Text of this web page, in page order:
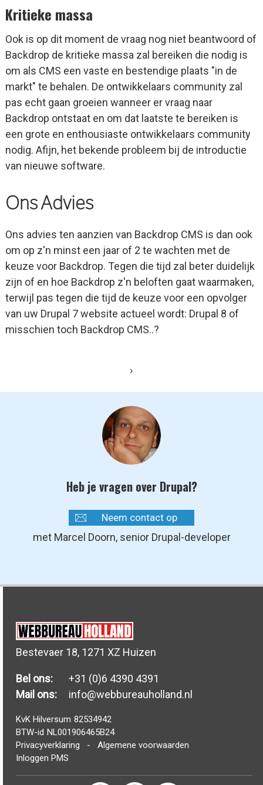
Kritieke massa
Ook is op dit moment de vraag nog niet beantwoord of
Backdrop de kritieke massa zal bereiken die nodig is
om als CMS een vaste en bestendige plaats "in de
markt" te behalen. De ontwikkelaars community zal
pas echt gaan groeien wanneer er vraag naar
Backdrop ontstaat en om dat laatste te bereiken is
een grote en enthousiaste ontwikkelaars community
nodig. Afijn, het bekende probleem bij de introductie
van nieuwe software.
Ons Advies
Ons advies ten aanzien van Backdrop CMS is dan ook
om op z'n minst een jaar of 2 te wachten met de
keuze voor Backdrop. Tegen die tijd zal beter duidelijk
zijn of en hoe Backdrop z'n beloften gaat waarmaken,
terwijl pas tegen die tijd de keuze voor een opvolger
van uw Drupal 7 website actueel wordt: Drupal 8 of
misschien toch Backdrop CMS..?
›
Heb je vragen over Drupal?
Neem contact op
met Marcel Doorn, senior Drupal-developer
Bestevaer 18, 1271 XZ Huizen
Bel ons:
+31 (0)6 4390 4391
Mail ons:
info@webbureauholland.nl
KvK Hilversum 82534942
BTW-id NL001906465B24
Privacyverklaring -Algemene voorwaarden
Inloggen PMS